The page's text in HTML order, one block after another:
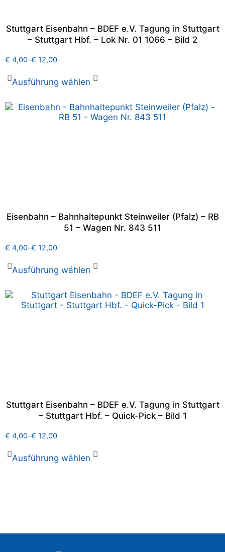
Stuttgart Eisenbahn – BDEF e.V. Tagung in Stuttgart
– Stuttgart Hbf. – Lok Nr. 01 1066 – Bild 2
€ 4,00–€ 12,00
Ausführung wählen
Eisenbahn – Bahnhaltepunkt Steinweiler (Pfalz) – RB
51 – Wagen Nr. 843 511
€ 4,00–€ 12,00
Ausführung wählen
Stuttgart Eisenbahn – BDEF e.V. Tagung in Stuttgart
– Stuttgart Hbf. – Quick-Pick – Bild 1
€ 4,00–€ 12,00
Ausführung wählen